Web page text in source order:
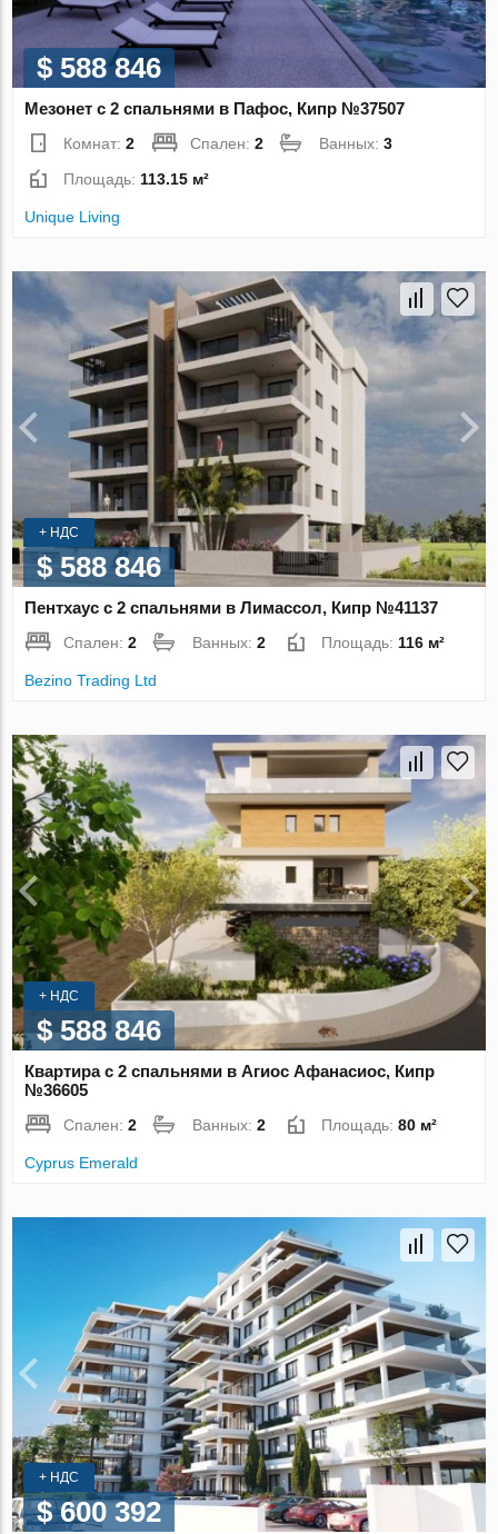
$ 588 846
Мезонет с 2 спальнями в Пафос, Кипр №37507
Комнат:2 Спален:2 Ванных:3
Площадь:113.15 м²
Unique Living
+ НДС
$ 588 846
Пентхаус с 2 спальнями в Лимассол, Кипр №41137
Спален:2 Ванных:2 Площадь: 116 м²
Bezino Trading Ltd
+ НДС
$ 588 846
Квартира с 2 спальнями в Агиос Афанасиос, Кипр
№36605
Спален:2 Ванных:2 Площадь:80 м²
Cyprus Emerald
+ НДС
$ 600 392